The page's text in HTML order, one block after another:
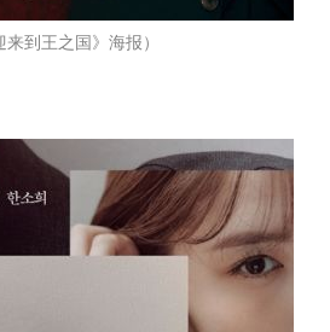
来到王之国》海报）